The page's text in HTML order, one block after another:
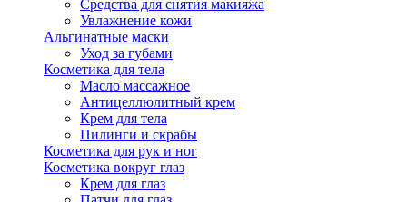
Средства для снятия макияжа
Увлажнение кожи
Альгинатные маски
Уход за губами
Косметика для тела
Масло массажное
Антицеллюлитный крем
Крем для тела
Пилинги и скрабы
Косметика для рук и ног
Косметика вокруг глаз
Крем для глаз